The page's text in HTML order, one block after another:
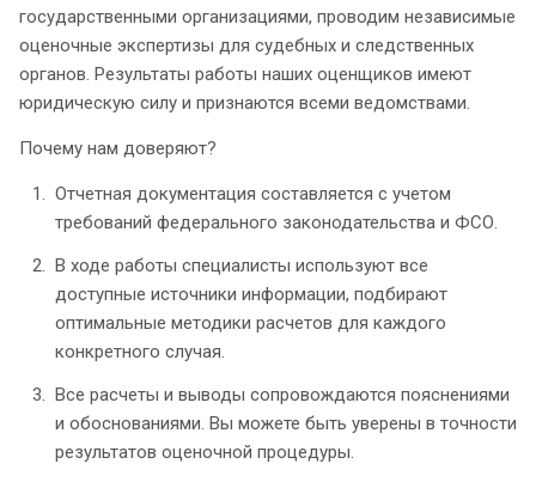
государственными организациями, проводим независимые
оценочные экспертизы для судебных и следственных
органов. Результаты работы наших оценщиков имеют
юридическую силу и признаются всеми ведомствами.
Почему нам доверяют?
Отчетная документация составляется с учетом
требований федерального законодательства и ФСО.
В ходе работы специалисты используют все
доступные источники информации, подбирают
оптимальные методики расчетов для каждого
конкретного случая.
Все расчеты и выводы сопровождаются пояснениями
и обоснованиями. Вы можете быть уверены в точности
результатов оценочной процедуры.